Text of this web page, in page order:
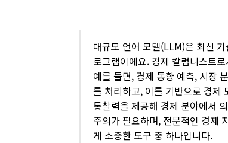
대규모 언어 모델(LLM)은 최신
로그램이에요. 경제 칼럼니스트
예를 들면, 경제 동향 예측, 시장
를 처리하고, 이를 기반으로 경제
통찰력을 제공해 경제 분야에서
주의가 필요하며, 전문적인 경제
게 소중한 도구 중 하나입니다.